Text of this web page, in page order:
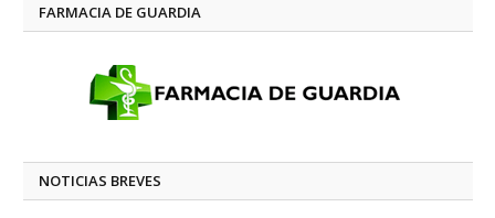
FARMACIA DE GUARDIA
NOTICIAS BREVES